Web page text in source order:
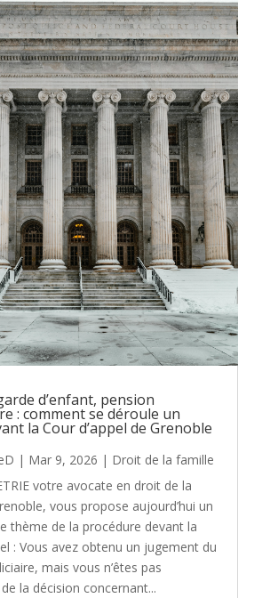
d’enfant, pension
: comment se déroule un
la Cour d’appel de Grenoble
| Mar 9, 2026 | Droit de la famille
votre avocate en droit de la
vous propose aujourd’hui un
thème de la procédure devant la
: Vous avez obtenu un jugement du
mais vous n’êtes pas
la décision concernant...